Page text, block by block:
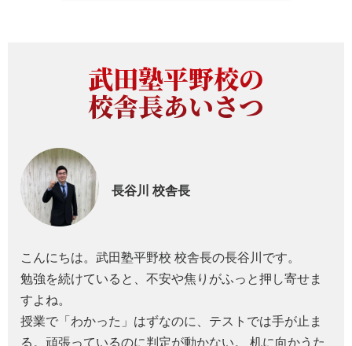
武田塾平野校の
校舎長あいさつ
長谷川 校舎長
こんにちは。武田塾平野校 校舎長の長谷川です。
勉強を続けていると、不安や焦りがふっと押し寄せま
すよね。
授業で「わかった」はずなのに、テストでは手が止ま
る。頑張っているのに判定が動かない。 机に向かうた